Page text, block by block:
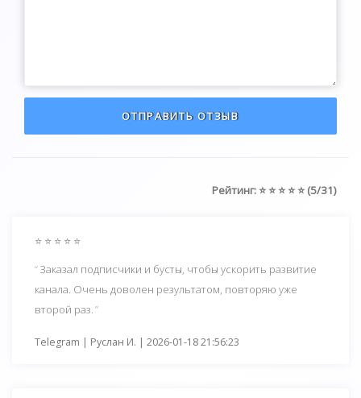
ОТПРАВИТЬ ОТЗЫВ
Рейтинг: ⭐ ⭐ ⭐ ⭐ ⭐ (5/31)
⭐ ⭐ ⭐ ⭐ ⭐
Заказал подписчики и бусты, чтобы ускорить развитие
канала. Очень доволен результатом, повторяю уже
второй раз.
Telegram | Руслан И. | 2026-01-18 21:56:23